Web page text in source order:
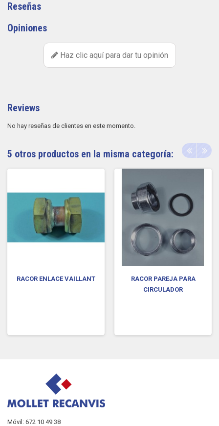
Reseñas
Opiniones
Haz clic aquí para dar tu opinión
Reviews
No hay reseñas de clientes en este momento.
5 otros productos en la misma categoría:
RACOR ENLACE VAILLANT
RACOR PAREJA PARA
CIRCULADOR
Móvil: 672 10 49 38